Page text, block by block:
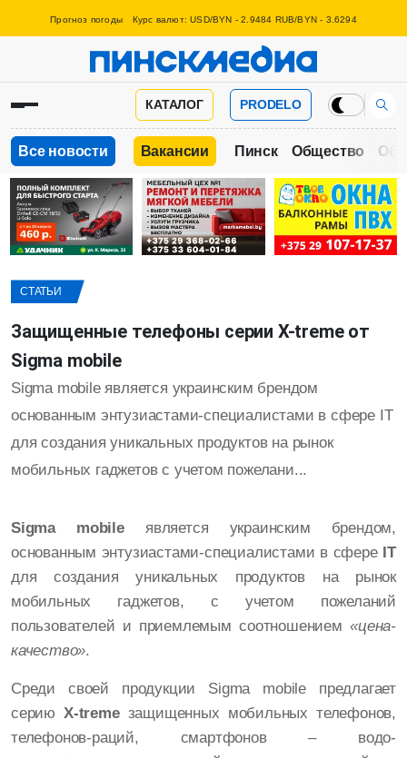
Прогноз погоды Курс валют: USD/BYN - 2.9484 RUB/BYN - 3.6294
КАТАЛОГ PRODELO
Все новости Вакансии Пинск Общество
СТАТЬИ
Защищенные телефоны серии X-treme от
Sigma mobile
Sigma mobile является украинским брендом
основанным энтузиастами-специалистами в сфере IT
для создания уникальных продуктов на рынок
мобильных гаджетов с учетом пожелани...
Sigma mobileявляется украинским брендом,
основанным энтузиастами-специалистами в сфере IT
для создания уникальных продуктов на рынок
мобильных гаджетов, с учетом пожеланий
пользователей и приемлемым соотношением«цена-
качество».
Среди своей продукции Sigma mobile предлагает
сериюX-tremeзащищенных мобильных телефонов,
телефонов-раций, смартфонов – водо-